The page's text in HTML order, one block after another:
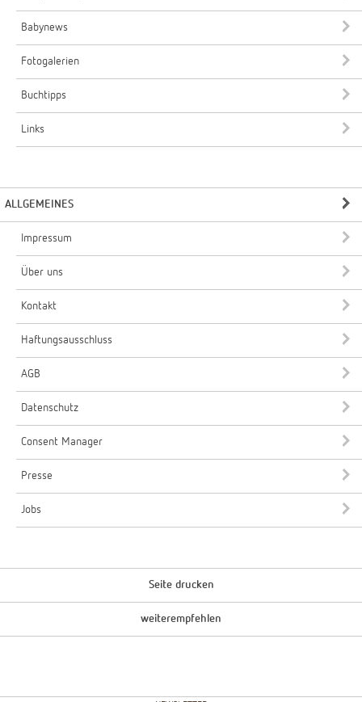
Babynews
Fotogalerien
Buchtipps
Links
ALLGEMEINES
Impressum
Über uns
Kontakt
Haftungsausschluss
AGB
Datenschutz
Consent Manager
Presse
Jobs
Seite drucken
weiterempfehlen